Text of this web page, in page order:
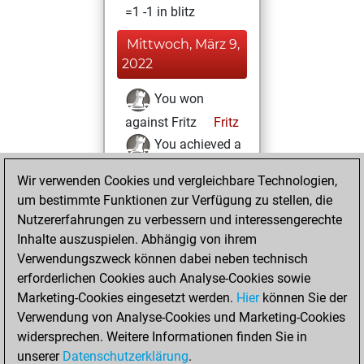
=1 -1 in blitz
Mittwoch, März 9,
2022
You won
against Fritz
Fritz
You achieved a
You achieved a
new Elo of 1639
Freitag, Juli 23,
2021
You created
your Fritz account
Fritz
You
Wir verwenden Cookies und vergleichbare Technologien,
um bestimmte Funktionen zur Verfügung zu stellen, die
Nutzererfahrungen zu verbessern und interessengerechte
Inhalte auszuspielen. Abhängig von ihrem
Verwendungszweck können dabei neben technisch
erforderlichen Cookies auch Analyse-Cookies sowie
Marketing-Cookies eingesetzt werden. Hierkönnen Sie der
Verwendung von Analyse-Cookies und Marketing-Cookies
widersprechen. Weitere Informationen finden Sie in
unserer Datenschutzerklärung.